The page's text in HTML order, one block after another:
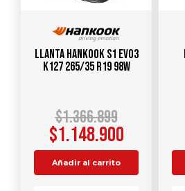
Llanta HANKOOK S1 Evo3
K127 265/35 R19 98W
$1.366.899
$1.148.900
Añadir al carrito